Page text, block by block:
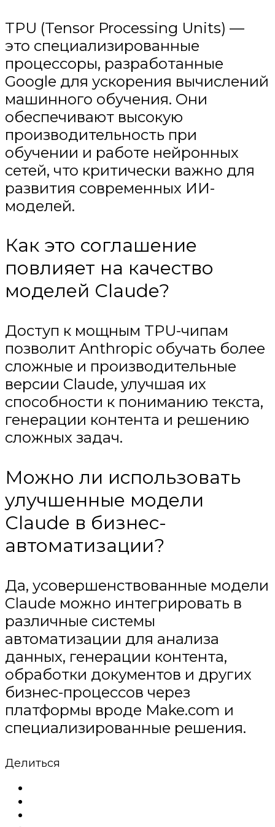
TPU (Tensor Processing Units) —
это специализированные
процессоры, разработанные
Google для ускорения вычислений
машинного обучения. Они
обеспечивают высокую
производительность при
обучении и работе нейронных
сетей, что критически важно для
развития современных ИИ-
моделей.
Как это соглашение
повлияет на качество
моделей Claude?
Доступ к мощным TPU-чипам
позволит Anthropic обучать более
сложные и производительные
версии Claude, улучшая их
способности к пониманию текста,
генерации контента и решению
сложных задач.
Можно ли использовать
улучшенные модели
Claude в бизнес-
автоматизации?
Да, усовершенствованные модели
Claude можно интегрировать в
различные системы
автоматизации для анализа
данных, генерации контента,
обработки документов и других
бизнес-процессов через
платформы вроде Make.com и
специализированные решения.
Делиться